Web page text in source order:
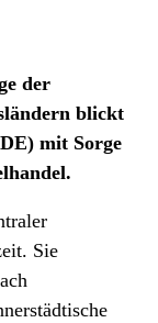
der
blickt
mit Sorge
Sie